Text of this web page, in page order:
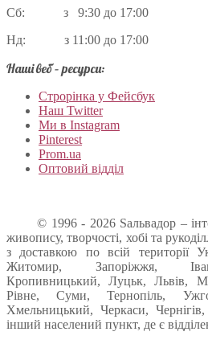
Сб: з 9:30 до 17:00
Нд: з 11:00 до 17:00
Наші веб – ресурси:
Строрінка у Фейсбук
Наш Twitter
Ми в Instagram
Pinterest
Prom.ua
Оптовий відділ
© 1996 - 2026 Sальвадор –
живопису, творчості, хобі та
з доставкою по всій території
Житомир, Запоріжжя,
Кропивницький, Луцьк, Львів,
Рівне, Суми, Тернопіль,
Хмельницький, Черкаси,
інший населений пункт, де є